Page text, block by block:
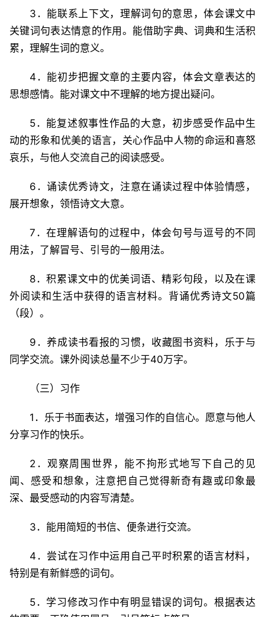
3．能联系上下文，理解词句的意思，体会课文中
关键词句表达情意的作用。能借助字典、词典和生活积
累，理解生词的意义。
4．能初步把握文章的主要内容，体会文章表达的
思想感情。能对课文中不理解的地方提出疑问。
5．能复述叙事性作品的大意，初步感受作品中生
动的形象和优美的语言，关心作品中人物的命运和喜怒
哀乐，与他人交流自己的阅读感受。
6．诵读优秀诗文，注意在诵读过程中体验情感，
展开想象，领悟诗文大意。
7．在理解语句的过程中，体会句号与逗号的不同
用法，了解冒号、引号的一般用法。
8．积累课文中的优美词语、精彩句段，以及在课
外阅读和生活中获得的语言材料。背诵优秀诗文50篇
（段）。
9．养成读书看报的习惯，收藏图书资料，乐于与
同学交流。课外阅读总量不少于40万字。
（三）习作
1．乐于书面表达，增强习作的自信心。愿意与他人
分享习作的快乐。
2．观察周围世界，能不拘形式地写下自己的见
闻、感受和想象，注意把自己觉得新奇有趣或印象最
深、最受感动的内容写清楚。
3．能用简短的书信、便条进行交流。
4．尝试在习作中运用自己平时积累的语言材料，
特别是有新鲜感的词句。
5．学习修改习作中有明显错误的词句。根据表达